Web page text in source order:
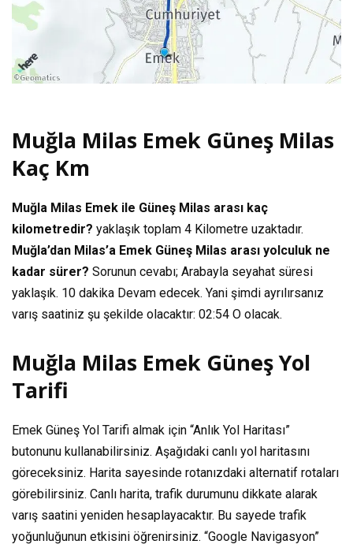
Muğla Milas Emek Güneş Milas
Kaç Km
Muğla Milas Emek ile Güneş Milas arası kaç
kilometredir? yaklaşık toplam 4 Kilometre uzaktadır.
Muğla’dan Milas’a Emek Güneş Milas arası yolculuk ne
kadar sürer? Sorunun cevabı; Arabayla seyahat süresi
yaklaşık. 10 dakika Devam edecek. Yani şimdi ayrılırsanız
varış saatiniz şu şekilde olacaktır: 02:54 O olacak.
Muğla Milas Emek Güneş Yol
Tarifi
Emek Güneş Yol Tarifi almak için “Anlık Yol Haritası”
butonunu kullanabilirsiniz. Aşağıdaki canlı yol haritasını
göreceksiniz. Harita sayesinde rotanızdaki alternatif rotaları
görebilirsiniz. Canlı harita, trafik durumunu dikkate alarak
varış saatini yeniden hesaplayacaktır. Bu sayede trafik
yoğunluğunun etkisini öğrenirsiniz. “Google Navigasyon”